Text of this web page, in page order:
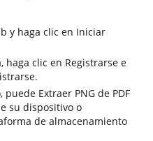
y haga clic en Iniciar
haga clic en Registrarse e
Extraer PNG de PDF
su dispositivo o
de almacenamiento